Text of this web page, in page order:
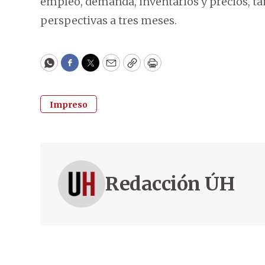
perspectivas a tres meses.
WhatsApp
Facebook
Twitter
EmailCopyPrint
Impreso
Redacción ÚH